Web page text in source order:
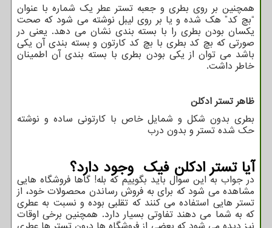
همچنین بر روی بطری و جعبه تستر عطر یک شماره با عنوان
“بچ کد” هک شده و یا بر روی لیبل نوشته می شود که صحت
یکسان بودن بطری را با بسته بندی نشان می دهد. یعنی در
صورتی که بچ کد بطری با بچ کد کارتون و بسته بندی آن یکی
باشد می توان از یکی بودن بطری با بسته بندی آن اطمینان
خاطر داشت.
ظاهر تستر ادکلن
بطری بدون شکل و شمایل خاص با کارتونی ساده و نوشته
حک شده تستر و بدون درب
آیا تستر ادکلن فیک وجود دارد؟
در جواب به این سوال باید بگوییم که بله! گاها فروشگاه هایی
مشاهده می شود که برای به فروش رساندن محصولات خود، از
تستر هایی استفاده می کنند که تقلبی بوده و نسبت به عطری
که به شما می دهند تفاوتی بسیار دارد. همچنین برخی اوقات